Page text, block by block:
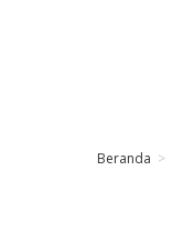
Beranda >